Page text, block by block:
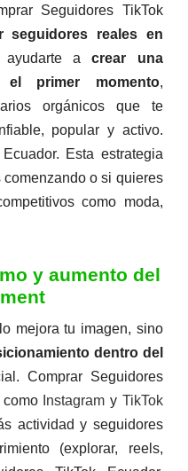
Seguidores TikTok
seguidores reales en
acrear una
el primer momento,
orgánicos que te
popular y activo.
Esta estrategia
o si quieres
como moda,
y aumento del
mejora tu imagen, sino
dentro del
Comprar Seguidores
como Instagram y TikTok
actividad y seguidores
(explorar, reels,